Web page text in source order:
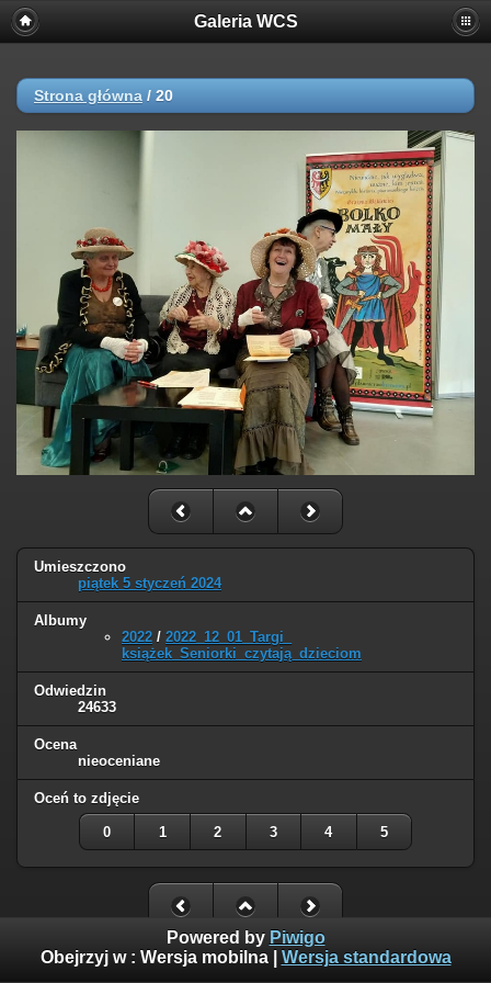
Galeria WCS
Strona główna / 20
Umieszczono
piątek 5 styczeń 2024
Albumy
2022 / 2022_12_01_Targi_
książek_Seniorki_czytają_dzieciom
Odwiedzin
24633
Ocena
nieoceniane
Oceń to zdjęcie
0 1 2 3 4 5
Powered by Piwigo
Obejrzyj w : Wersja mobilna| Wersja standardowa